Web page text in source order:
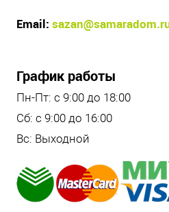
Email:
График работы
Пн-Пт: с 9:00 до 18:00
Сб: с 9:00 до 16:00
Вс: Выходной